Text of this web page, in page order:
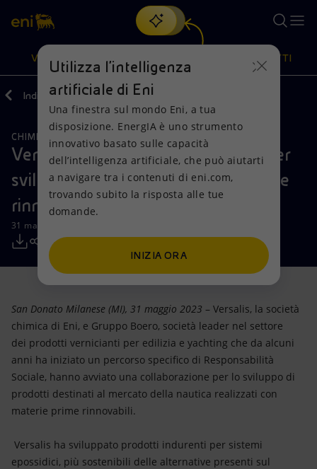
Cerca
scopri EnergIA, la nostra nuova soluzione di intelligenza
artificiale.
VISIONE
Visione
Mission e valori
Persone e Partnership
Net Zero
Modello satellitare
Energia accessibile
Innovazione
Scenari energetici
Azioni
Diversificazione energetica
Tecnologie per la transizione
Collaborazioni per l'innovazione
Attività nel mondo
PRODOTTI
Prodotti
Casa
Imprese
Mobilità
Indietro Media Comunicati Stampa
CHIMICA ECONOMIA CIRCOLARE
Versalis e Gruppo Boero insieme per
sviluppare prodotti da materie prime
rinnovabili per la nautica
31 maggio 2023 - 11:00 CEST
San Donato Milanese (MI), 31 maggio 2023 – Versalis, la società
chimica di Eni, e Gruppo Boero, società leader nel settore
dei prodotti vernicianti per edilizia e yachting che da alcuni
anni ha iniziato un percorso specifico di Responsabilità
Sociale, hanno avviato una collaborazione per lo sviluppo di
prodotti destinati al mercato della nautica realizzati con
materie prime rinnovabili.
Versalis ha sviluppato prodotti indurenti per sistemi
epossidici, più sostenibili delle alternative presenti sul
Utilizza l'intelligenza
artificiale di Eni
Una finestra sul mondo Eni, a tua
disposizione. EnergIA è uno strumento
innovativo basato sulle capacità
dell’intelligenza artificiale, che può aiutarti
a navigare tra i contenuti di eni.com,
trovando subito la risposta alle tue
domande.
INIZIA ORA